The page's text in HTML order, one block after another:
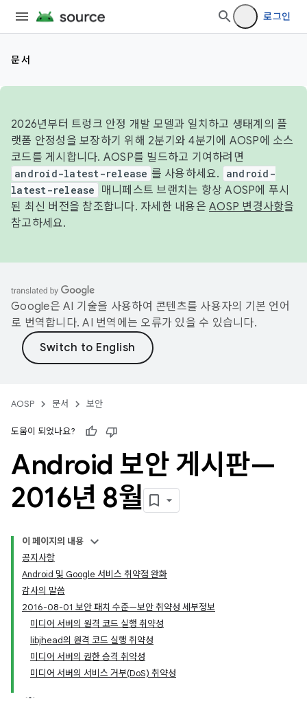
로그인
문서
2026년부터 트렁크 안정 개발 모델과 일치하고 생태계의 플
랫폼 안정성을 보장하기 위해 2분기와 4분기에 AOSP에 소스
코드를 게시합니다. AOSP를 빌드하고 기여하려면
android-latest-release 를 사용하세요.
android-
latest-release
매니페스트 브랜치는 항상 AOSP에 푸시
된 최신 버전을 참조합니다. 자세한 내용은 AOSP 변경사항을
참고하세요.
Google은 AI 기술을 사용하여 콘텐츠를 사용자의 기본 언어
로 번역합니다. AI 번역에는 오류가 있을 수 있습니다.
AOSP 문서 보안
도움이 되었나요?
Android 보안 게시판—
2016년 8월
이 페이지의 내용
공지사항
Android 및 Google 서비스 취약점 완화
감사의 말씀
2016-08-01 보안 패치 수준—보안 취약성 세부정보
미디어 서버의 원격 코드 실행 취약성
libjhead의 원격 코드 실행 취약성
미디어 서버의 권한 승격 취약성
미디어 서버의 서비스 거부(DoS) 취약성